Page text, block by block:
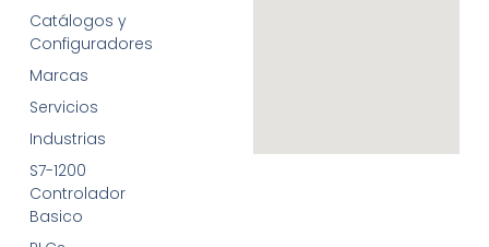
Catálogos y
Configuradores
Marcas
Servicios
Industrias
S7-1200
Controlador
Basico